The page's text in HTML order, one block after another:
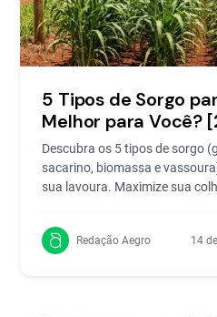
5 Tipos de Sorgo
Melhor para Você?
Descubra os 5 tipos de sorgo
sacarino, biomassa e
sua lavoura. Maximize sua
Redação Aegro 14